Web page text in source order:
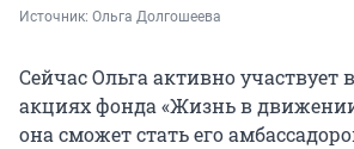
Источник: Ольга Долгошеева
Сейчас Ольга активно участвует
акциях фонда «Жизнь в
она сможет стать его